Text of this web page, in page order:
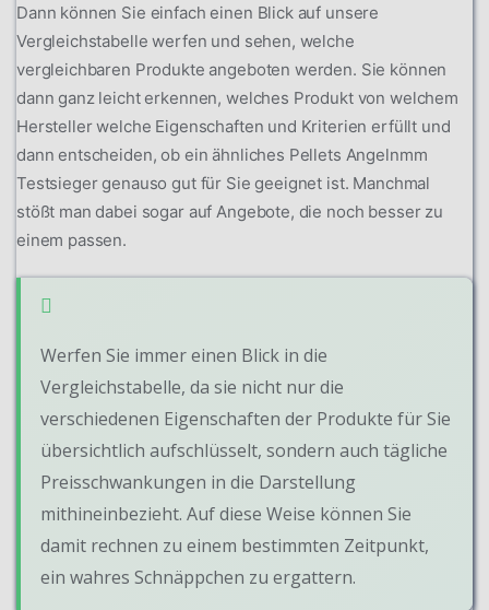
Dann können Sie einfach einen Blick auf unsere
Vergleichstabelle werfen und sehen, welche
vergleichbaren Produkte angeboten werden. Sie können
dann ganz leicht erkennen, welches Produkt von welchem
Hersteller welche Eigenschaften und Kriterien erfüllt und
dann entscheiden, ob ein ähnliches Pellets Angelnmm
Testsieger genauso gut für Sie geeignet ist. Manchmal
stößt man dabei sogar auf Angebote, die noch besser zu
einem passen.
Werfen Sie immer einen Blick in die
Vergleichstabelle, da sie nicht nur die
verschiedenen Eigenschaften der Produkte für Sie
übersichtlich aufschlüsselt, sondern auch tägliche
Preisschwankungen in die Darstellung
mithineinbezieht. Auf diese Weise können Sie
damit rechnen zu einem bestimmten Zeitpunkt,
ein wahres Schnäppchen zu ergattern.